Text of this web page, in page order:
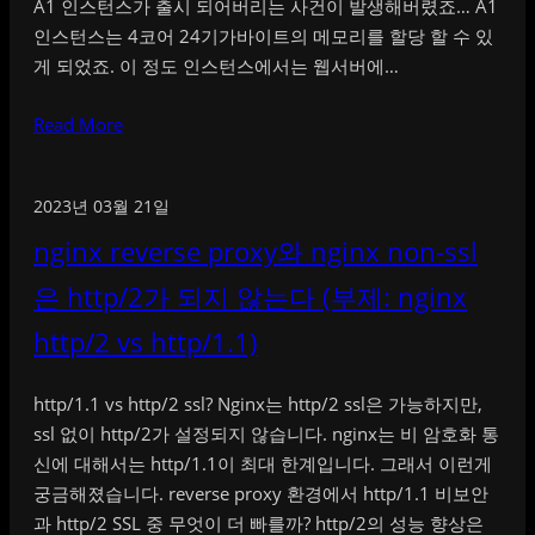
A1 인스턴스가 출시 되어버리는 사건이 발생해버렸죠… A1
인스턴스는 4코어 24기가바이트의 메모리를 할당 할 수 있
게 되었죠. 이 정도 인스턴스에서는 웹서버에…
Read More
2023년 03월 21일
nginx reverse proxy와 nginx non-ssl
은 http/2가 되지 않는다 (부제: nginx
http/2 vs http/1.1)
http/1.1 vs http/2 ssl? Nginx는 http/2 ssl은 가능하지만,
ssl 없이 http/2가 설정되지 않습니다. nginx는 비 암호화 통
신에 대해서는 http/1.1이 최대 한계입니다. 그래서 이런게
궁금해졌습니다. reverse proxy 환경에서 http/1.1 비보안
과 http/2 SSL 중 무엇이 더 빠를까? http/2의 성능 향상은